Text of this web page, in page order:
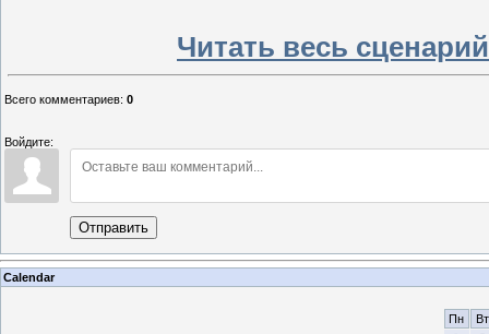
Читать весь
Всего комментариев: 0
Войдите:
Отправить
Calendar
Пн
Вт